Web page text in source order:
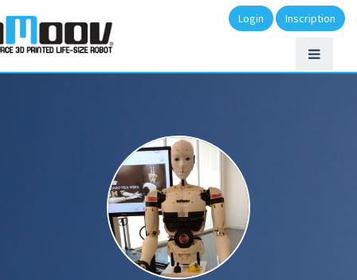
Login Inscription